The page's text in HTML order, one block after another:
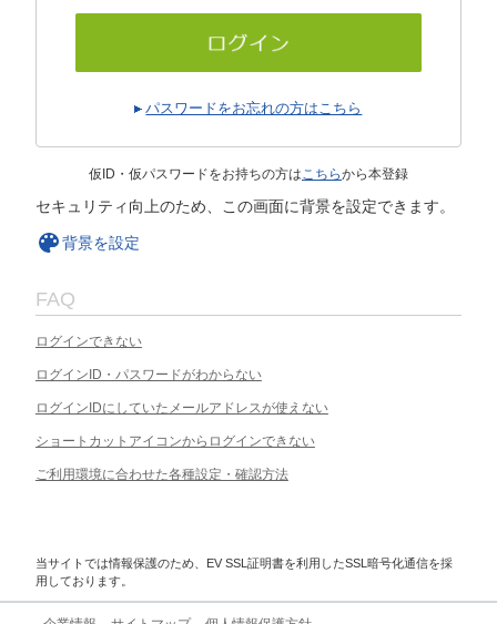
パスワードをお忘れの方はこちら
仮ID・仮パスワードをお持ちの方はこちらから本登録
セキュリティ向上のため、この画面に背景を設定できます。
背景を設定
FAQ
ログインできない
ログインID・パスワードがわからない
ログインIDにしていたメールアドレスが使えない
ショートカットアイコンからログインできない
ご利用環境に合わせた各種設定・確認方法
当サイトでは情報保護のため、EV SSL証明書を利用したSSL暗号化通信を採
用しております。